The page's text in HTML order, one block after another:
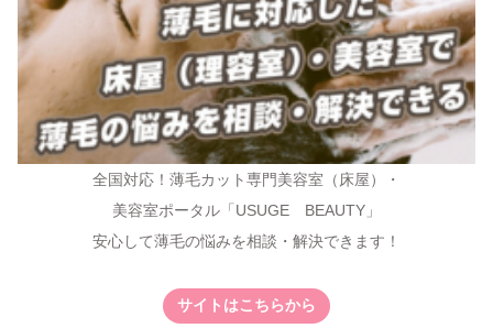
全国対応！薄毛カット専門美容室（床屋）・
美容室ポータル「USUGE BEAUTY」
安心して薄毛の悩みを相談・解決できます！
サイトはこちらから